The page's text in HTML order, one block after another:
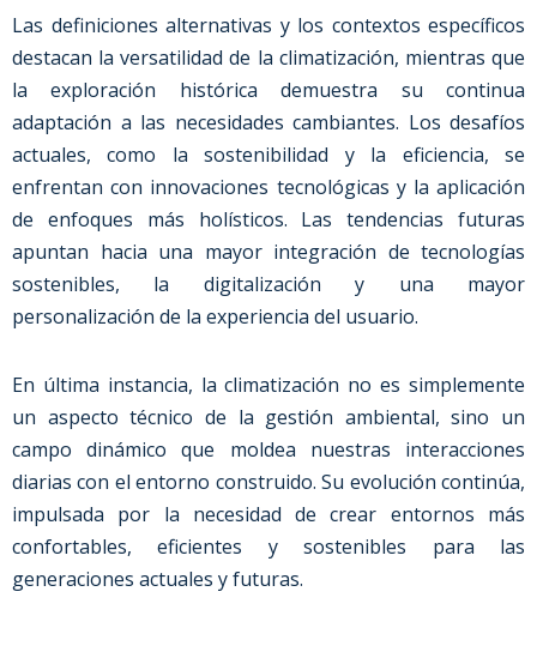
Las definiciones alternativas y los contextos específicos
destacan la versatilidad de la climatización, mientras que
la exploración histórica demuestra su continua
adaptación a las necesidades cambiantes. Los desafíos
actuales, como la sostenibilidad y la eficiencia, se
enfrentan con innovaciones tecnológicas y la aplicación
de enfoques más holísticos. Las tendencias futuras
apuntan hacia una mayor integración de tecnologías
sostenibles, la digitalización y una mayor
personalización de la experiencia del usuario.
En última instancia, la climatización no es simplemente
un aspecto técnico de la gestión ambiental, sino un
campo dinámico que moldea nuestras interacciones
diarias con el entorno construido. Su evolución continúa,
impulsada por la necesidad de crear entornos más
confortables, eficientes y sostenibles para las
generaciones actuales y futuras.